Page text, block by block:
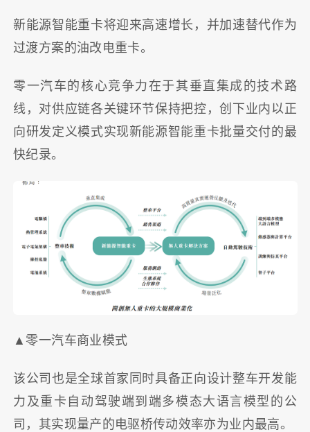
新能源智能重卡将迎来高速增长，并加速替代作为
过渡方案的油改电重卡。
零一汽车的核心竞争力在于其垂直集成的技术路
线，对供应链各关键环节保持把控，创下业内以正
向研发定义模式实现新能源智能重卡批量交付的最
快纪录。
▲零一汽车商业模式
该公司也是全球首家同时具备正向设计整车开发能
力及重卡自动驾驶端到端多模态大语言模型的公
司，其实现量产的电驱桥传动效率亦为业内最高。